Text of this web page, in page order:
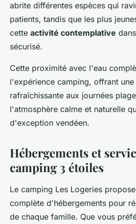
abrite différentes espèces qui
patients, tandis que les plus
cette activité contemplative
sécurisé.
Cette proximité avec l'eau
l'expérience camping, offrant
rafraîchissante aux journées
l'atmosphère calme et naturelle
d'exception vendéen.
Hébergements et
camping 3 étoiles
Le camping Les Logeries
complète d'hébergements pour
de chaque famille. Que vous